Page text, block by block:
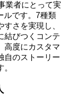
業者にとって実
ルです。7種類
さを実現し、
結びつくコンテ
高度にカスタマ
自のストーリー